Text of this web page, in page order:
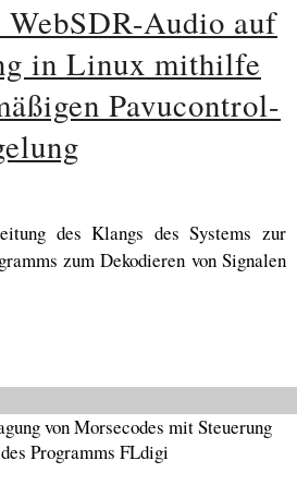
Audio auf
in Linux mithilfe
Pavucontrol-
des Klangs des Systems zur
zum Dekodieren von Signalen